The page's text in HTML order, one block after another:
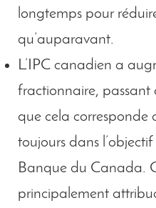
longtemps pour
qu’auparavant.
L’IPC canadien a
fractionnaire, passant
que cela corresponde
toujours dans
Banque du Canada.
principalement